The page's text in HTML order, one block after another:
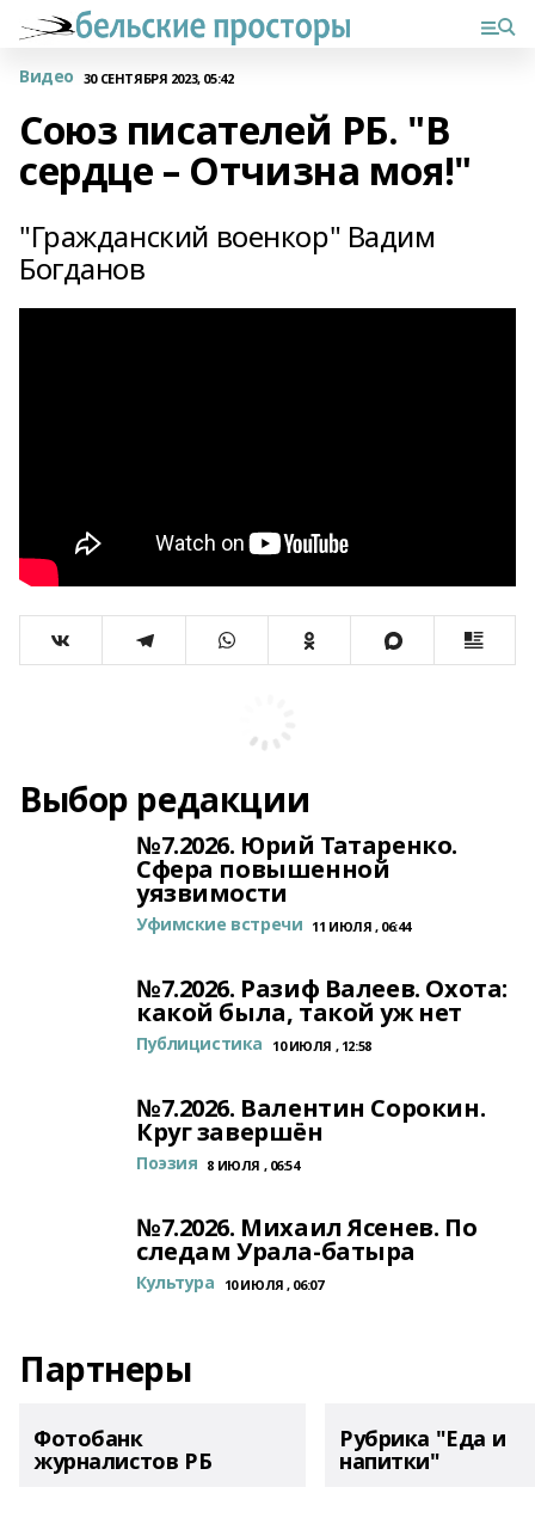
Видео 30 СЕНТЯБРЯ 2023, 05:42
Союз писателей РБ. "В
сердце – Отчизна моя!"
"Гражданский военкор" Вадим
Богданов
Выбор редакции
№7.2026. Юрий Татаренко.
Сфера повышенной
уязвимости
Уфимские встречи 11 ИЮЛЯ , 06:44
№7.2026. Разиф Валеев. Охота:
какой была, такой уж нет
Публицистика 10 ИЮЛЯ , 12:58
№7.2026. Валентин Сорокин.
Круг завершён
Поэзия 8 ИЮЛЯ , 06:54
№7.2026. Михаил Ясенев. По
следам Урала-батыра
Культура 10 ИЮЛЯ , 06:07
Партнеры
Фотобанк
журналистов РБ
Рубрика "Еда и
напитки"